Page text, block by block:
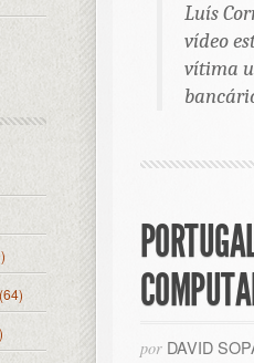
Luís
vídeo
vítima
por DAVID
(64)